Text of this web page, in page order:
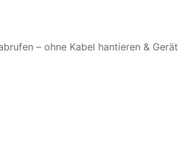
– ohne Kabel hantieren &